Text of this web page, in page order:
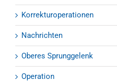
Korrekturoperationen
Nachrichten
Oberes Sprunggelenk
Operation